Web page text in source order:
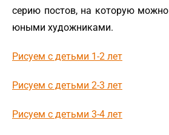
серию постов, на которую можно
юными художниками.
Рисуем с детьми 1-2 лет
Рисуем с детьми 2-3 лет
Рисуем с детьми 3-4 лет